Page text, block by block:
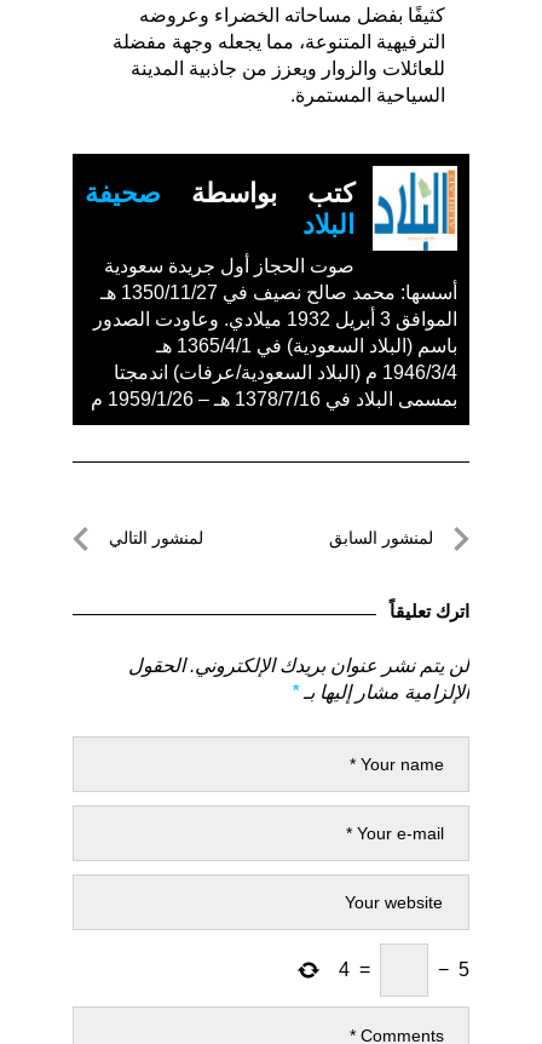
كثيفًا بفضل مساحاته الخضراء وعروضه
الترفيهية المتنوعة، مما يجعله وجهة مفضلة
للعائلات والزوار ويعزز من جاذبية المدينة
السياحية المستمرة.
كتب بواسطة صحيفة
البلاد
صوت الحجاز أول جريدة سعودية
أسسها: محمد صالح نصيف في 1350/11/27 هـ
الموافق 3 أبريل 1932 ميلادي. وعاودت الصدور
باسم (البلاد السعودية) في 1365/4/1 هـ
1946/3/4 م (البلاد السعودية/عرفات) اندمجتا
بمسمى البلاد في 1378/7/16 هـ – 1959/1/26 م
تصفّحلمنشور السابق
السابق
لمنشور التالي
اترك تعليقاً
لن يتم نشر عنوان بريدك الإلكتروني. الحقول
الإلزامية مشار إليها بـ*
5
−
=
4